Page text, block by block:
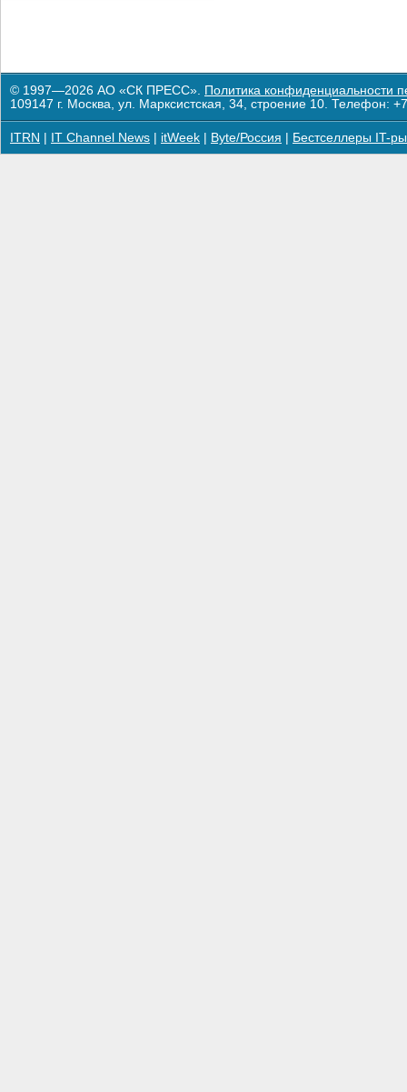
© 1997—2026 АО «СК ПРЕСС». Политика конфиденциальности
109147 г. Москва, ул. Марксистская, 34, строение 10. Телефон:
ITRN IT Channel News itWeek Byte/Россия Бестселлеры IT-